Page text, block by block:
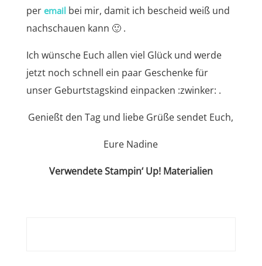
per emailbei mir, damit ich bescheid weiß und
nachschauen kann 🙂 .
Ich wünsche Euch allen viel Glück und werde
jetzt noch schnell ein paar Geschenke für
unser Geburtstagskind einpacken :zwinker: .
Genießt den Tag und liebe Grüße sendet Euch,
Eure Nadine
Verwendete Stampin‘ Up! Materialien